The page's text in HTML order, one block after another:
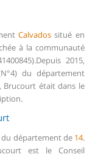
Calvados situé en
à la communauté
Depuis 2015,
du département
Brucourt était dans le
du département de 14.
est le Conseil